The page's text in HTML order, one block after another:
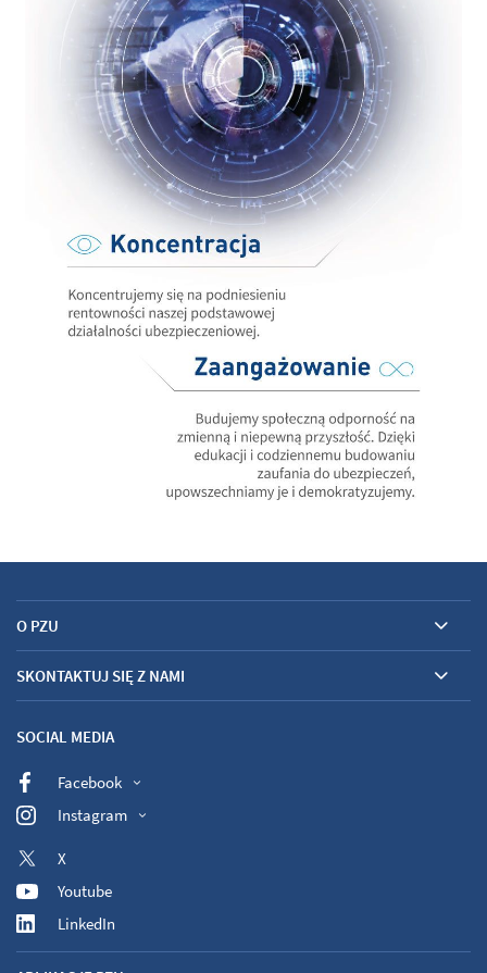
O PZU
SKONTAKTUJ SIĘ Z NAMI
SOCIAL MEDIA
Facebook
Instagram
X
Youtube
LinkedIn